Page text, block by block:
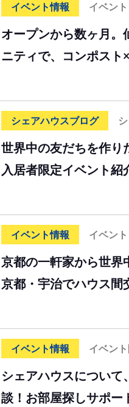
イベント情報 イベン
オープンから数ヶ月。
ニティで、コンポスト
シェアハウスブログ
世界中の友だちを作り
入居者限定イベント紹
イベント情報 イベン
京都の一軒家から世界
京都・宇治でハウス間
イベント情報 イベン
シェアハウスについて
談！お部屋探しサポー